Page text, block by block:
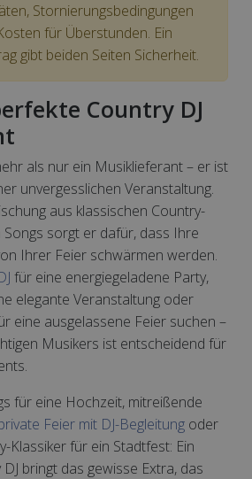
Stornierungsbedingungen
für Überstunden. Ein
gibt beiden Seiten Sicherheit.
Country DJ
als nur ein Musiklieferant – er ist
unvergesslichen Veranstaltung.
aus klassischen Country-
sorgt er dafür, dass Ihre
Ihrer Feier schwärmen werden.
für eine energiegeladene Party,
elegante Veranstaltung oder
eine ausgelassene Feier suchen –
Musikers ist entscheidend für
für eine Hochzeit, mitreißende
Feier mit DJ-Begleitung oder
Klassiker für ein Stadtfest: Ein
bringt das gewisse Extra, das